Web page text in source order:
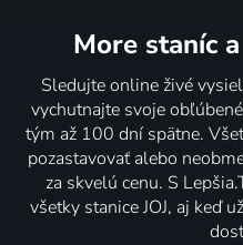
More staníc
Sledujte online živé
vychutnajte svoje
tým až 100 dní spätne.
pozastavovať alebo
za skvelú cenu. S
všetky stanice JOJ, aj keď